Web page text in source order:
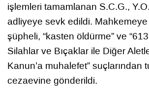
işlemleri tamamlanan S.C.G.,
adliyeye sevk edildi. Mahkemeye
şüpheli, “kasten öldürme” ve
Silahlar ve Bıçaklar ile Diğer
Kanun’a muhalefet” suçlarından
cezaevine gönderildi.